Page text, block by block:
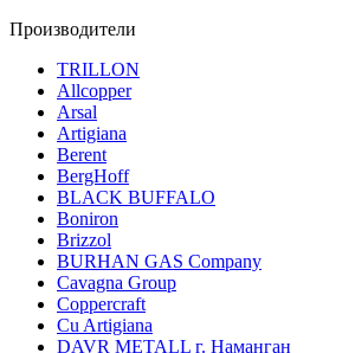
Производители
TRILLON
Allcopper
Arsal
Artigiana
Berent
BergHoff
BLACK BUFFALO
Boniron
Brizzol
BURHAN GAS Company
Cavagna Group
Coppercraft
Cu Artigiana
DAVR METALL г. Наманган